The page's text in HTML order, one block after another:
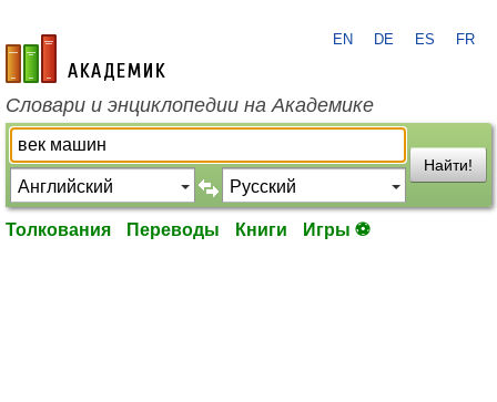
academic.ru
EN DE ES FR
Словари и энциклопедии на Академике
Найти!
Толкования Переводы Книги Игры ⚽